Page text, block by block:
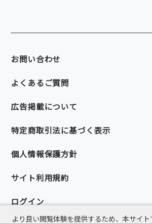
お問い合わせ
よくあるご質問
広告掲載について
特定商取引法に基づく表示
個人情報保護方針
サイト利用規約
ログイン
より良い閲覧体験を提供するため、本サイ